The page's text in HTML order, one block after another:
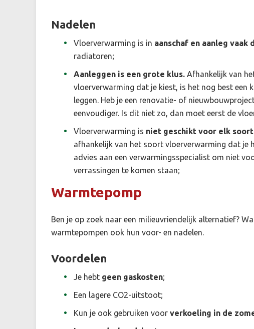
Nadelen
Vloerverwarming is in aanschaf en aanleg vaak
radiatoren;
Aanleggen is een grote klus. Afhankelijk van
vloerverwarming dat je kiest, is het nog best een
leggen. Heb je een renovatie- of
eenvoudiger. Is dit niet zo, dan moet eerst de
Vloerverwarming is niet geschikt voor elk
afhankelijk van het soort vloerverwarming dat je
advies aan een verwarmingsspecialist om niet
verrassingen te komen staan;
Warmtepomp
Ben je op zoek naar een milieuvriendelijk alternatief?
warmtepompen ook hun voor- en nadelen.
Voordelen
Je hebt geen gaskosten;
Een lagere CO2-uitstoot;
Kun je ook gebruiken voor verkoeling in de